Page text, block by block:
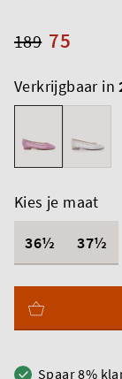
75
189
Verkrijgbaar in
Kies je maat
36½
37½
Spaar 8%